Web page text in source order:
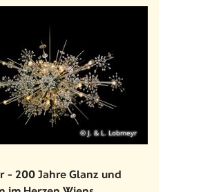
© J. & L. Lobmeyr
- 200 Jahre Glanz und